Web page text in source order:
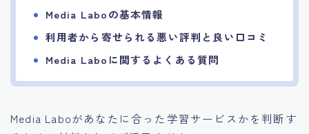
Media Laboの基本情報
利用者から寄せられる悪い評判と良い口コミ
Media Laboに関するよくある質問
Media Laboがあなたに合った学習サービスかを判断す